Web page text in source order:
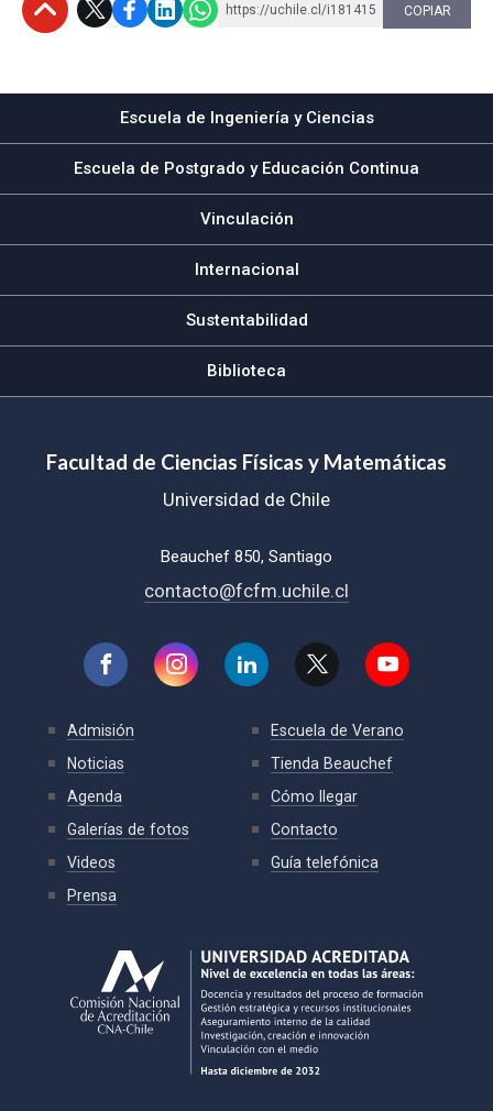
https://uchile.cl/i181415 COPIAR
Escuela de Ingeniería y Ciencias
Escuela de Postgrado y Educación Continua
Vinculación
Internacional
Sustentabilidad
Biblioteca
Facultad de Ciencias Físicas y Matemáticas
Universidad de Chile
Beauchef 850, Santiago
contacto@fcfm.uchile.cl
Admisión
Noticias
Agenda
Galerías de fotos
Videos
Prensa
Escuela de Verano
Tienda Beauchef
Cómo llegar
Contacto
Guía telefónica